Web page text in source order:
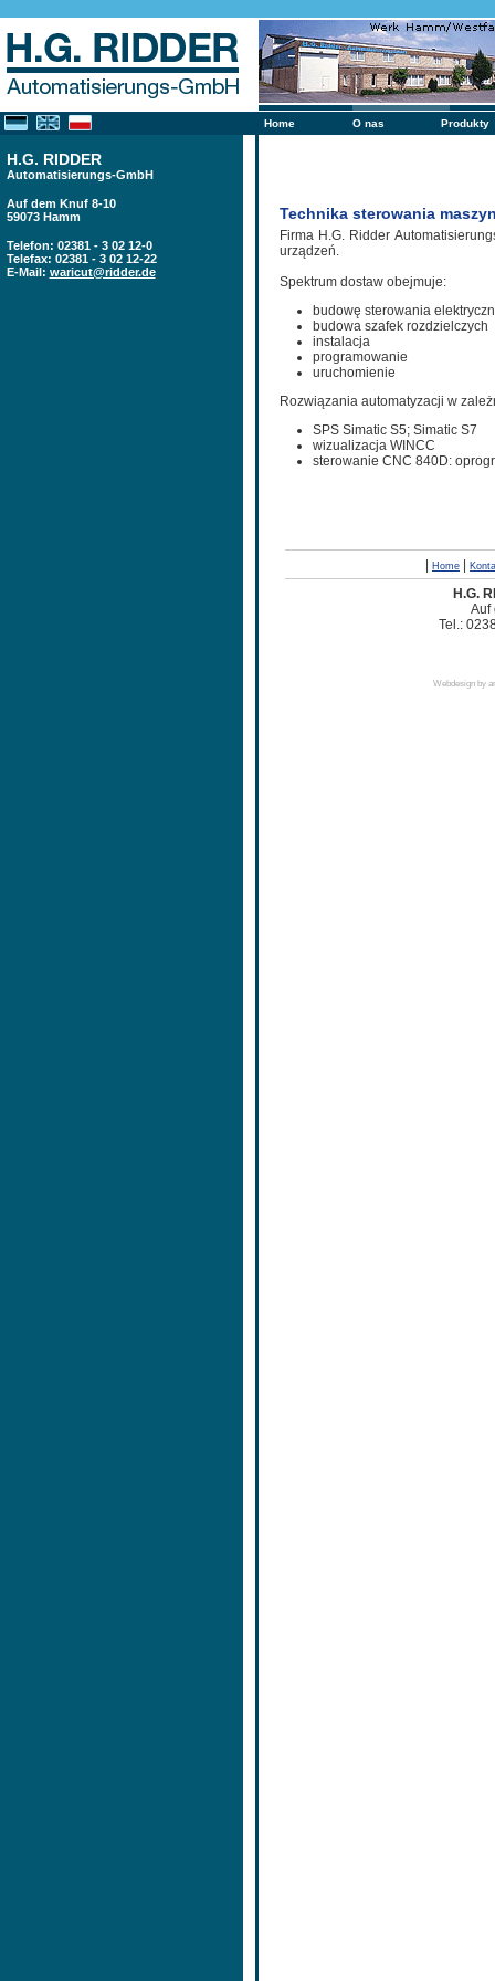
Home O nas Produkty
H.G. RIDDER
Automatisierungs-GmbH
Auf dem Knuf 8-10
59073 Hamm
Telefon: 02381 - 3 02 12-0
Telefax: 02381 - 3 02 12-22
E-Mail: waricut@ridder.de
Technika sterowania
Firma H.G. Ridder
urządzeń.
Spektrum dostaw obejmuje:
budowę sterowania
budowa szafek rozdzielczych
instalacja
programowanie
uruchomienie
Rozwiązania automatyzacji w
SPS Simatic S5; Simatic S7
wizualizacja WINCC
sterowanie CNC 840D:
Home
H.G.
Auf
Tel.:
Webdesign by